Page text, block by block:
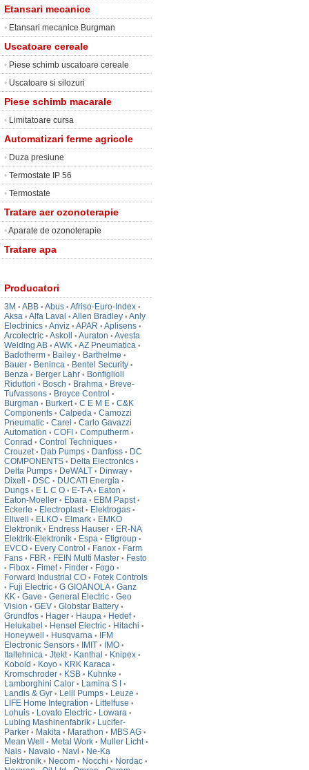
Etansari mecanice
• Etansari mecanice Burgman
Uscatoare cereale
• Piese schimb uscatoare cereale
• Uscatoare si silozuri
Piese schimb macarale
• Limitatoare cursa
Automatizari ferme agricole
• Duza presiune
• Termostate IP 56
• Termostate
Tratare aer ozonoterapie
•Aparate de ozonoterapie
Tratare apa
Producatori
3M • ABB • Abus • Afriso-Euro-Index •
Aksa • Alfa Laval • Allen Bradley • Anly
Electrinics • Anviz • APAR • Aplisens •
Arcolectric • Askoll • Auraton • Avesta
Welding AB • AWK • AZ Pneumatica •
Badotherm • Bailey • Barthelme •
Bauer • Beninca • Bentel Security •
Benza • Berger Lahr • Bonfiglioli
Riduttori • Bosch • Brahma • Breve-
Tufvassons • Broyce Control •
Burgman • Burkert • C E M E • C&K
Components • Calpeda • Camozzi
Pneumatic • Carel • Carlo Gavazzi
Automation • COFI • Computherm •
Conrad • Control Techniques •
Crouzet • Dab Pumps • Danfoss • DC
COMPONENTS • Delta Electronics •
Delta Pumps • DeWALT • Dinway •
Dixell • DSC • DUCATI Energia •
Dungs • E L C O • E-T-A • Eaton •
Eaton-Moeller • Ebara • EBM Papst •
Eckerle • Electroplast • Elektrogas •
Eliwell • ELKO • Elmark • EMKO
Elektronik • Endress Hauser • ER-NA
Elektrik-Elektronik • Espa • Etigroup •
EVCO • Every Control • Fanox • Farm
Fans • FBR • FEIN Multi Master • Festo
• Fibox • Fimet • Finder • Fogo •
Forward Industrial CO • Fotek Controls
• Fuji Electric • G GIOANOLA • Ganz
KK • Gave • General Electric • Geo
Vision • GEV • Globstar Battery •
Grundfos • Hager • Haupa • Hedef •
Helukabel • Hensel Electric • Hitachi •
Honeywell • Husqvarna •
IFM
Electronic Sensors • IMIT • IMO •
Italtehnica • Jtekt • Kanthal • Knipex •
Kobold • Koyo • KRK Karaca •
Kromschroder • KSB • Kuhnke •
Lamborghini Calor • Lamina S I •
Landis & Gyr • Lelli Pumps • Leuze •
LIFE Home Integration • Littelfuse •
Lohuis • Lovato Electric • Lowara •
Lubing Mashinenfabrik • Lucifer-
Parker • Makita • Marathon • MBS AG •
Mean Well • Metal Work • Muller Licht •
Nais • Navaio • Navi • Ne-Ka
Elektronik • Necom • Nocchi • Nordac •